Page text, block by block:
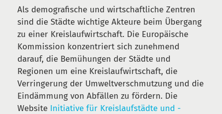
Als demografische und wirtschaftliche Zentren
sind die Städte wichtige Akteure beim Übergang
zu einer Kreislaufwirtschaft. Die Europäische
Kommission konzentriert sich zunehmend
darauf, die Bemühungen der Städte und
Regionen um eine Kreislaufwirtschaft, die
Verringerung der Umweltverschmutzung und die
Eindämmung von Abfällen zu fördern. Die
Website Initiative für Kreislaufstädte und -